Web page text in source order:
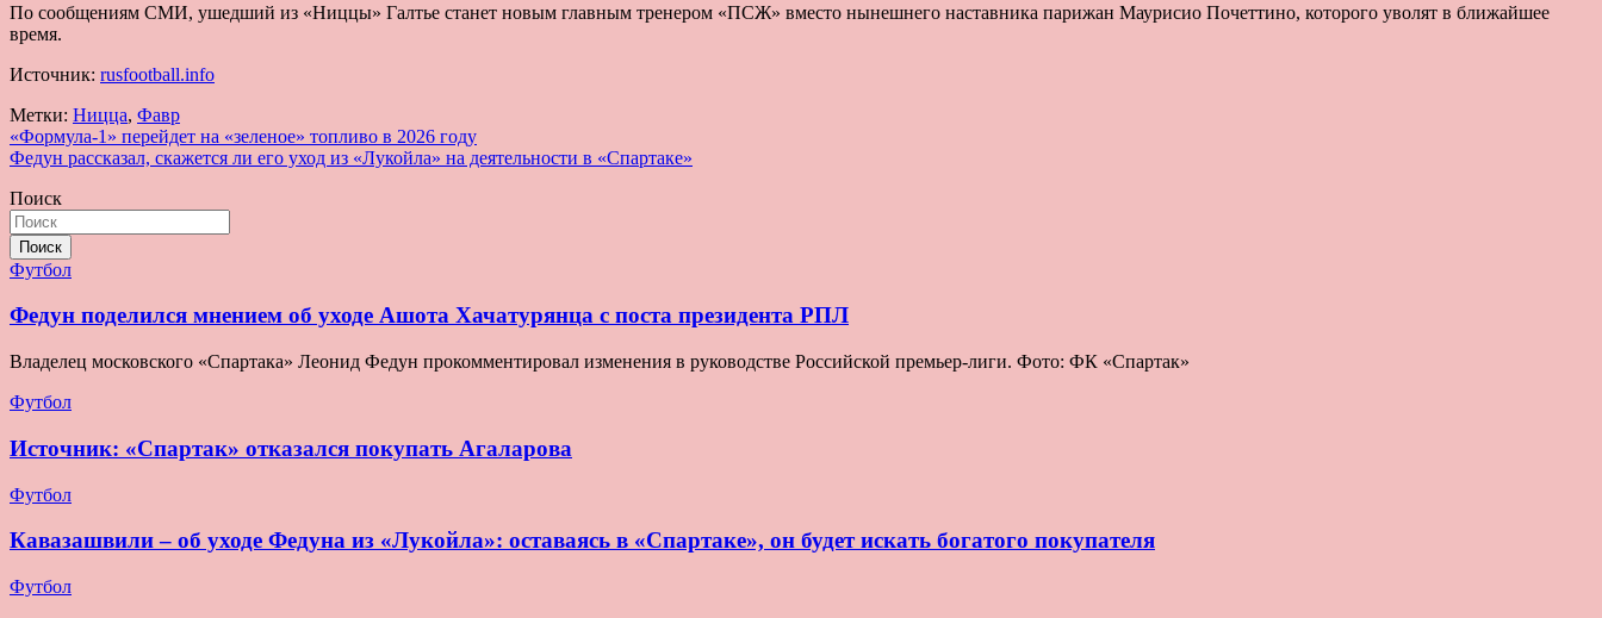
По сообщениям СМИ, ушедший из «Ниццы» Галтье станет новым главным тренером «ПСЖ» вместо нынешнего наставника парижан Маурисио Почеттино, которого уволят в ближайшее
время.
Источник: rusfootball.info
Метки: Ницца, Фавр
Навигация
по
записям
«Формула-1» перейдет на «зеленое» топливо в 2026 году
Федун рассказал, скажется ли его уход из «Лукойла» на деятельности в «Спартаке»
Поиск
Поиск
Футбол
Федун поделился мнением об уходе Ашота Хачатурянца с поста президента РПЛ
Владелец московского «Спартака» Леонид Федун прокомментировал изменения в руководстве Российской премьер-лиги. Фото: ФК «Спартак»
Футбол
Источник: «Спартак» отказался покупать Агаларова
Футбол
Кавазашвили – об уходе Федуна из «Лукойла»: оставаясь в «Спартаке», он будет искать богатого покупателя
Футбол